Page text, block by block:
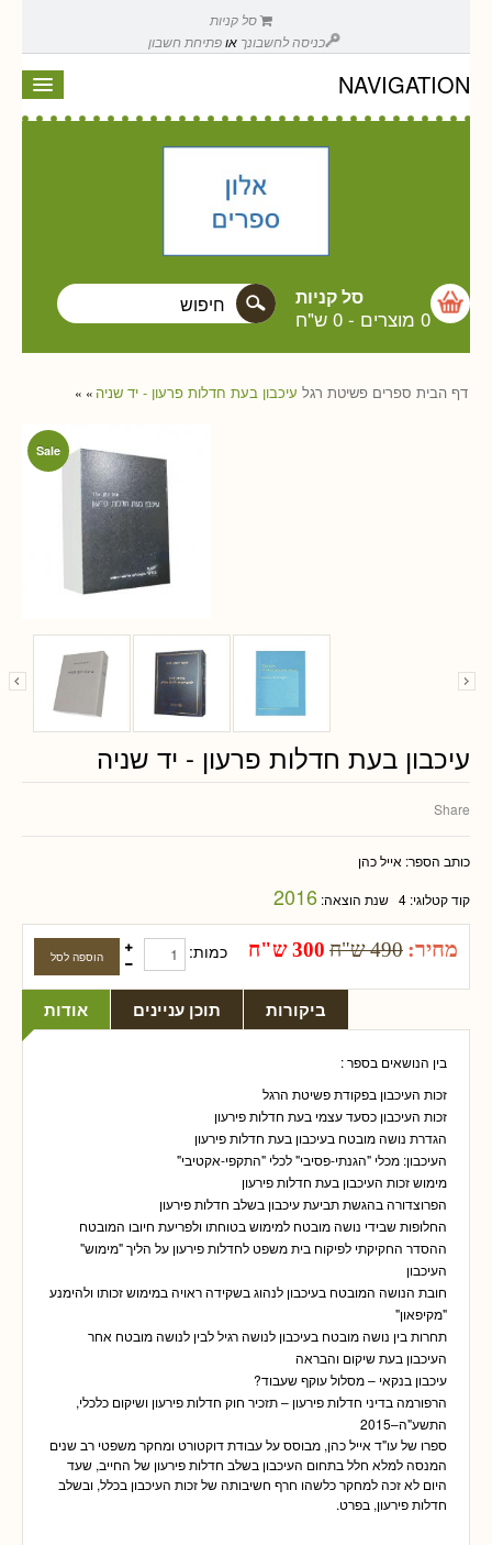
סל קניות
כניסה לחשבונך אופתיחת חשבון
NAVIGATION
סל קניות
0 מוצרים - 0 ש"ח
דף הבית » ספרים פשיטת רגל » עיכבון בעת חדלות פרעון - יד שניה
Sale
עיכבון בעת חדלות פרעון - יד שניה
Share
כותב הספר: אייל כהן
קוד קטלוגי: 4 שנת הוצאה: 2016
מחיר: 490 ש"ח 300 ש"ח כמות:
אודות תוכן עניינים ביקורות
בין הנושאים בספר :
זכות העיכבון בפקודת פשיטת הרגל
זכות העיכבון כסעד עצמי בעת חדלות פירעון
הגדרת נושה מובטח בעיכבון בעת חדלות פירעון
העיכבון: מכלי "הגנתי-פסיבי" לכלי "התקפי-אקטיבי"
מימוש זכות העיכבון בעת חדלות פירעון
הפרוצדורה בהגשת תביעת עיכבון בשלב חדלות פירעון
החלופות שבידי נושה מובטח למימוש בטוחתו ולפריעת חיובו המובטח
ההסדר החקיקתי לפיקוח בית משפט לחדלות פירעון על הליך "מימוש"
העיכבון
חובת הנושה המובטח בעיכבון לנהוג בשקידה ראויה במימוש זכותו ולהימנע
"מקיפאון"
תחרות בין נושה מובטח בעיכבון לנושה רגיל לבין לנושה מובטח אחר
העיכבון בעת שיקום והבראה
עיכבון בנקאי – מסלול עוקף שעבוד?
הרפורמה בדיני חדלות פירעון – תזכיר חוק חדלות פירעון ושיקום כלכלי,
התשע"ה–2015
ספרו של עו"ד אייל כהן, מבוסס על עבודת דוקטורט ומחקר משפטי רב שנים
המנסה למלא חלל בתחום העיכבון בשלב חדלות פירעון של החייב, שעד
היום לא זכה למחקר כלשהו חרף חשיבותה של זכות העיכבון בכלל, ובשלב
חדלות פירעון, בפרט.